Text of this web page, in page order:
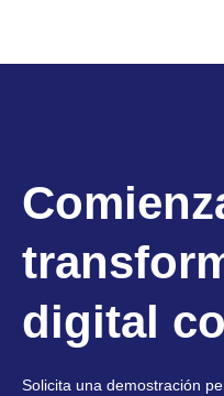
digital
Solicita una demostración